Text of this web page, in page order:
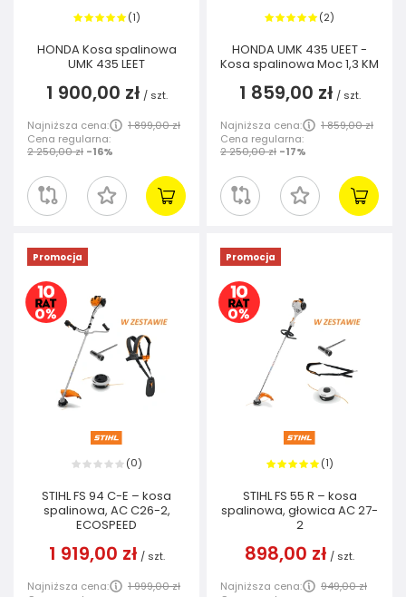
(1)
HONDA Kosa spalinowa
UMK 435 LEET
1 900,00 zł / szt.
Najniższa cena:
1 899,00 zł
Cena regularna:
2 250,00 zł -16%
(2)
HONDA UMK 435 UEET -
Kosa spalinowa Moc 1,3 KM
1 859,00 zł / szt.
Najniższa cena:
1 859,00 zł
Cena regularna:
2 250,00 zł -17%
Promocja
(0)
STIHL FS 94 C-E – kosa
spalinowa, AC C26-2,
ECOSPEED
1 919,00 zł / szt.
Najniższa cena:
1 999,00 zł
Promocja
(1)
STIHL FS 55 R – kosa
spalinowa, głowica AC 27-
2
898,00 zł / szt.
Najniższa cena:
949,00 zł